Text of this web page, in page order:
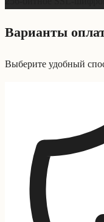
Варианты
Выберите удобный